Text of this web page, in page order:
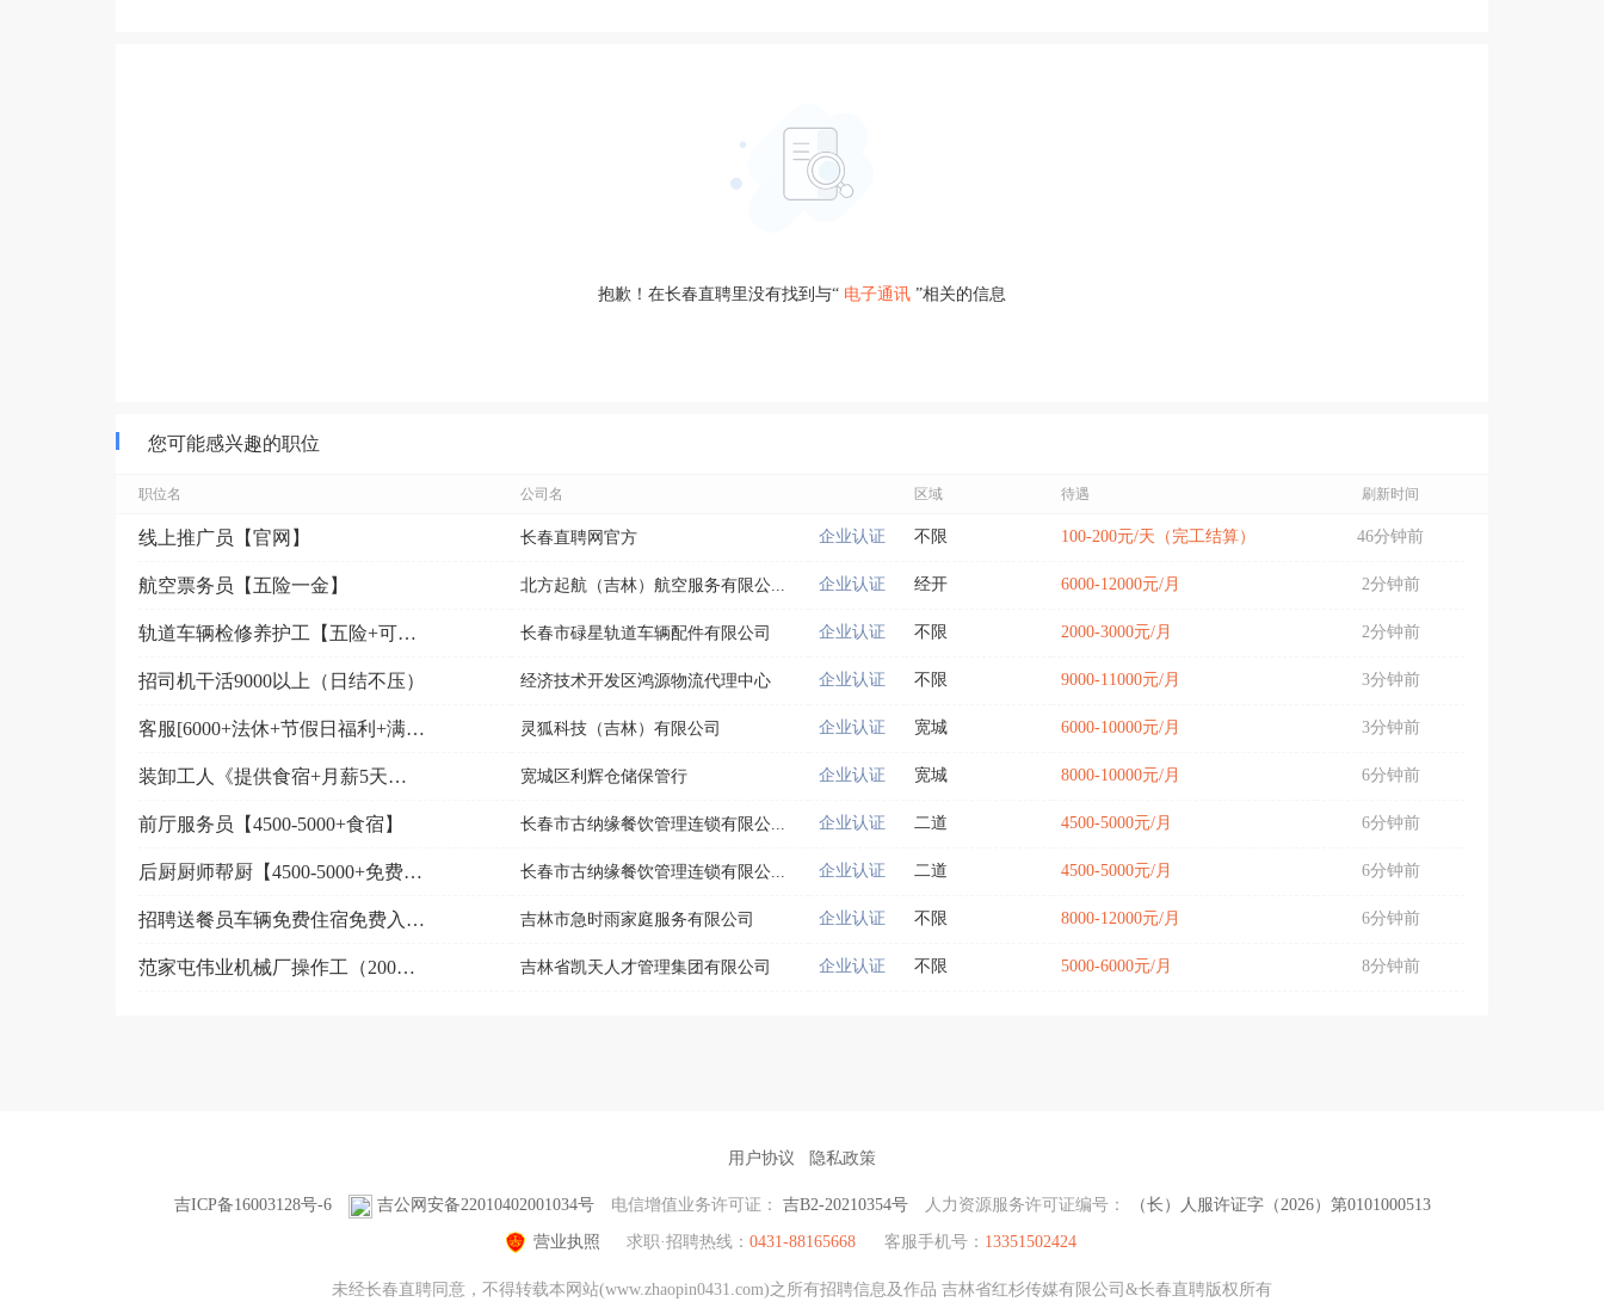
抱歉！在长春直聘里没有找到与“ 电子通讯 ”相关的信息
您可能感兴趣的职位
职位名 公司名 区域 待遇 刷新时间
线上推广员【官网】 长春直聘网官方 企业认证 不限 100-200元/天（完工结算） 46分钟前
航空票务员【五险一金】 北方起航（吉林）航空服务有限公... 企业认证 经开 6000-12000元/月 2分钟前
轨道车辆检修养护工【五险+可接受应届毕业生+周末双休... 长春市碌星轨道车辆配件有限公司 企业认证 不限 2000-3000元/月 2分钟前
招司机干活9000以上（日结不压） 经济技术开发区鸿源物流代理中心 企业认证 不限 9000-11000元/月 3分钟前
客服[6000+法休+节假日福利+满一年五险一金] 灵狐科技（吉林）有限公司 企业认证 宽城 6000-10000元/月 3分钟前
装卸工人《提供食宿+月薪5天一结算》 宽城区利辉仓储保管行 企业认证 宽城 8000-10000元/月 6分钟前
前厅服务员【4500-5000+食宿】 长春市古纳缘餐饮管理连锁有限公... 企业认证 二道 4500-5000元/月 6分钟前
后厨厨师帮厨【4500-5000+免费食宿】 长春市古纳缘餐饮管理连锁有限公... 企业认证 二道 4500-5000元/月 6分钟前
招聘送餐员车辆免费住宿免费入职奖2000元，工资日结 吉林市急时雨家庭服务有限公司 企业认证 不限 8000-12000元/月 6分钟前
范家屯伟业机械厂操作工（200日结+免费食宿+） 吉林省凯天人才管理集团有限公司 企业认证 不限 5000-6000元/月 8分钟前
用户协议 隐私政策
吉ICP备16003128号-6 吉公网安备22010402001034号 电信增值业务许可证： 吉B2-20210354号 人力资源服务许可证编号： （长）人服许证字（2026）第0101000513
营业执照 求职·招聘热线： 0431-88165668 客服手机号： 13351502424
未经长春直聘同意，不得转载本网站(www.zhaopin0431.com)之所有招聘信息及作品 吉林省红杉传媒有限公司&长春直聘版权所有